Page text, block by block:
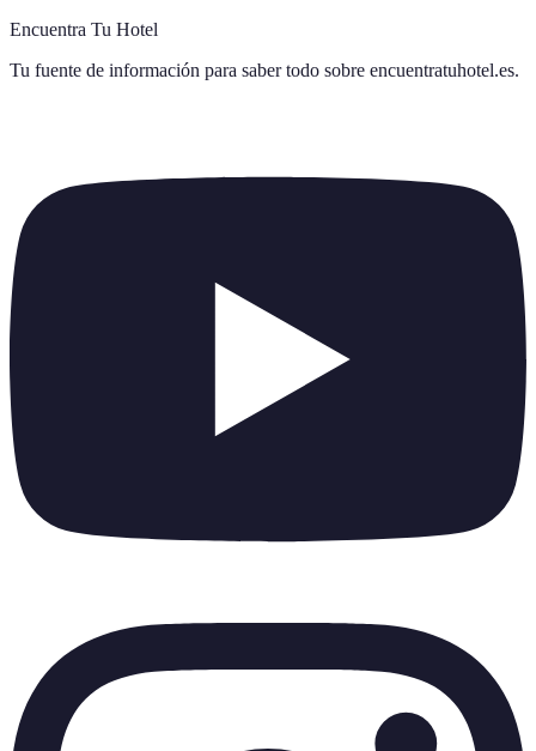
Encuentra Tu Hotel
Tu fuente de información para saber todo sobre encuentratuhotel.es.